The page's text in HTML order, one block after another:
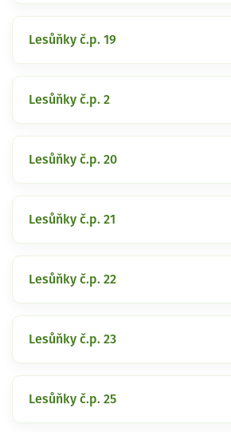
Lesůňky č.p. 19
Lesůňky č.p. 2
Lesůňky č.p. 20
Lesůňky č.p. 21
Lesůňky č.p. 22
Lesůňky č.p. 23
Lesůňky č.p. 25